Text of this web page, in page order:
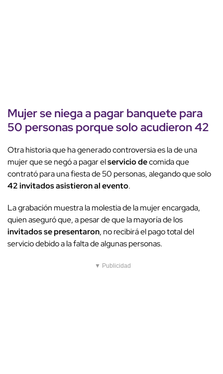
Mujer se niega a pagar banquete para
50 personas porque solo acudieron 42
Otra historia que ha generado controversia es la de una
mujer que se negó a pagar elservicio decomida que
contrató para una fiesta de 50 personas, alegando que solo
42 invitados asistieron al evento.
La grabación muestra la molestia de la mujer encargada,
quien aseguró que, a pesar de que la mayoría de los
invitados se presentaron, no recibirá el pago total del
servicio debido a la falta de algunas personas.
▼ Publicidad